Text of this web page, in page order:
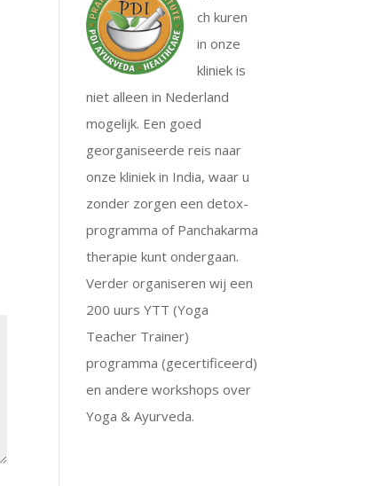
ch kuren
in onze
kliniek is
niet alleen in Nederland
mogelijk. Een goed
georganiseerde reis naar
onze kliniek in India, waar u
zonder zorgen een detox-
programma of Panchakarma
therapie kunt ondergaan.
Verder organiseren wij een
200 uurs YTT (Yoga
Teacher Trainer)
programma (gecertificeerd)
en andere workshops over
Yoga & Ayurveda.